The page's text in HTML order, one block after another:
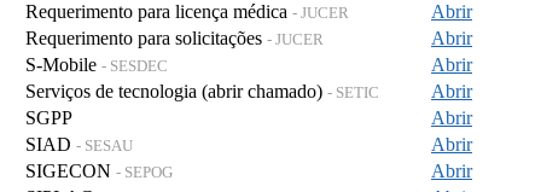
Requerimento para licença médica - JUCER
Abrir
Requerimento para solicitações - JUCER
Abrir
S-Mobile - SESDEC
Abrir
Serviços de tecnologia (abrir chamado) - SETIC
Abrir
SGPP
Abrir
SIAD - SESAU
Abrir
SIGECON - SEPOG
Abrir